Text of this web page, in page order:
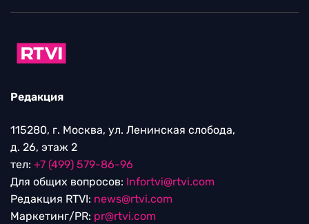
Редакция
115280, г. Москва, ул. Ленинская слобода,
д. 26, этаж 2
тел: +7 (499) 579-86-96
Для общих вопросов: Infortvi@rtvi.com
Редакция RTVI: news@rtvi.com
Маркетинг/PR: pr@rtvi.com